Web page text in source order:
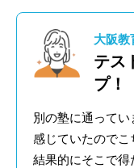
大阪
テス
プ！
別の塾に通って
感じていたのでこ
結果的にそこで得